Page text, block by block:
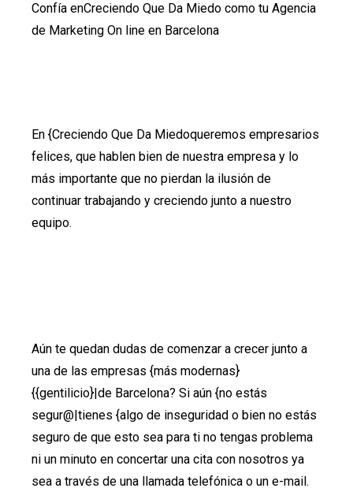
Confía enCreciendo Que Da Miedo como tu Agencia
de Marketing On line en Barcelona
En {Creciendo Que Da Miedoqueremos empresarios
felices, que hablen bien de nuestra empresa y lo
más importante que no pierdan la ilusión de
continuar trabajando y creciendo junto a nuestro
equipo.
Aún te quedan dudas de comenzar a crecer junto a
una de las empresas {más modernas}
{{gentilicio}|de Barcelona? Si aún {no estás
segur@|tienes {algo de inseguridad o bien no estás
seguro de que esto sea para ti no tengas problema
ni un minuto en concertar una cita con nosotros ya
sea a través de una llamada telefónica o un e-mail.